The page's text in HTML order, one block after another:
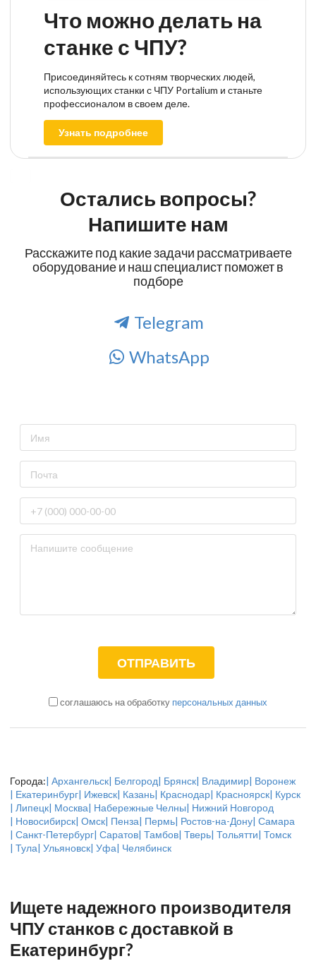
Что можно делать на
станке с ЧПУ?
Присоединяйтесь к сотням творческих людей,
использующих станки с ЧПУ Portalium и станьте
профессионалом в своем деле.
Узнать подробнее
Остались вопросы?
Напишите нам
Расскажите под какие задачи рассматриваете
оборудование и наш специалист поможет в
подборе
Telegram
WhatsApp
соглашаюсь на обработку персональных данных
Города:| Архангельск| Белгород| Брянск| Владимир| Воронеж
| Екатеринбург| Ижевск| Казань| Краснодар| Красноярск| Курск
| Липецк| Москва| Набережные Челны| Нижний Новгород
| Новосибирск| Омск| Пенза| Пермь| Ростов-на-Дону| Самара
| Санкт-Петербург| Саратов| Тамбов| Тверь| Тольятти| Томск
| Тула| Ульяновск| Уфа| Челябинск
Ищете надежного производителя
ЧПУ станков с доставкой в
Екатеринбург?